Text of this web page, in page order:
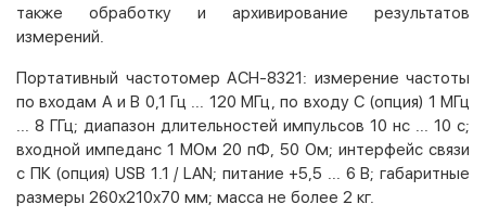
также обработку и архивирование результатов
измерений.
Портативный частотомер АСН-8321: измерение частоты
по входам А и В 0,1 Гц ... 120 МГц, по входу С (опция) 1 МГц
... 8 ГГц; диапазон длительностей импульсов 10 нс ... 10 с;
входной импеданс 1 МОм 20 пФ, 50 Ом; интерфейс связи
с ПК (опция) USB 1.1 / LAN; питание +5,5 ... 6 В; габаритные
размеры 260х210х70 мм; масса не более 2 кг.